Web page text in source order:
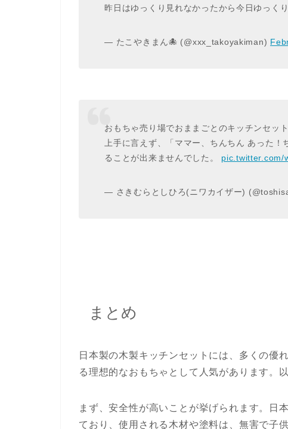
昨日はゆっくり見れなかったから今日ゆっく
— たこやきまん🐙 (@xxx_takoyakiman)
おもちゃ売り場でおままごとのキッチンセッ
上手に言えず、「ママー、ちんちん あった
ることが出来ませんでした。 pic.twitter.com/
— さきむらとしひろ(ニワカイザー)
まとめ
日本製の木製キッチンセットには、多くの優
る理想的なおもちゃとして人気があります。
まず、安全性が高いことが挙げられます。日
ており、使用される木材や塗料は、無害で子